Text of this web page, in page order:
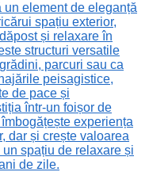
un element de eleganță
spațiu exterior,
și relaxare în
structuri versatile
parcuri sau ca
peisagistice,
de pace și
într-un foișor de
experiența
dar și crește valoarea
spațiu de relaxare și
de zile.